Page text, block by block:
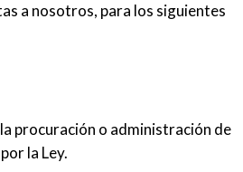
a nosotros, para los siguientes
procuración o administración de
la Ley.